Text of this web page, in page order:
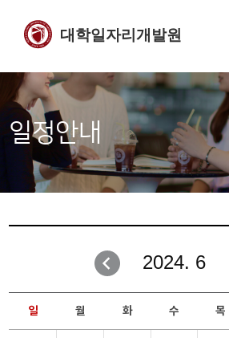
대학일자리개발원
일정안내
2024. 6
일 월 화 수 목